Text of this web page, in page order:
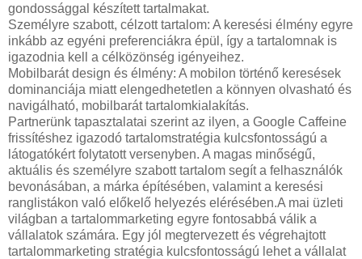
gondossággal készített tartalmakat.
Személyre szabott, célzott tartalom: A keresési élmény egyre
inkább az egyéni preferenciákra épül, így a tartalomnak is
igazodnia kell a célközönség igényeihez.
Mobilbarát design és élmény: A mobilon történő keresések
dominanciája miatt elengedhetetlen a könnyen olvasható és
navigálható, mobilbarát tartalomkialakítás.
Partnerünk tapasztalatai szerint az ilyen, a Google Caffeine
frissítéshez igazodó tartalomstratégia kulcsfontosságú a
látogatókért folytatott versenyben. A magas minőségű,
aktuális és személyre szabott tartalom segít a felhasználók
bevonásában, a márka építésében, valamint a keresési
ranglistákon való előkelő helyezés elérésében.A mai üzleti
világban a tartalommarketing egyre fontosabbá válik a
vállalatok számára. Egy jól megtervezett és végrehajtott
tartalommarketing stratégia kulcsfontosságú lehet a vállalat